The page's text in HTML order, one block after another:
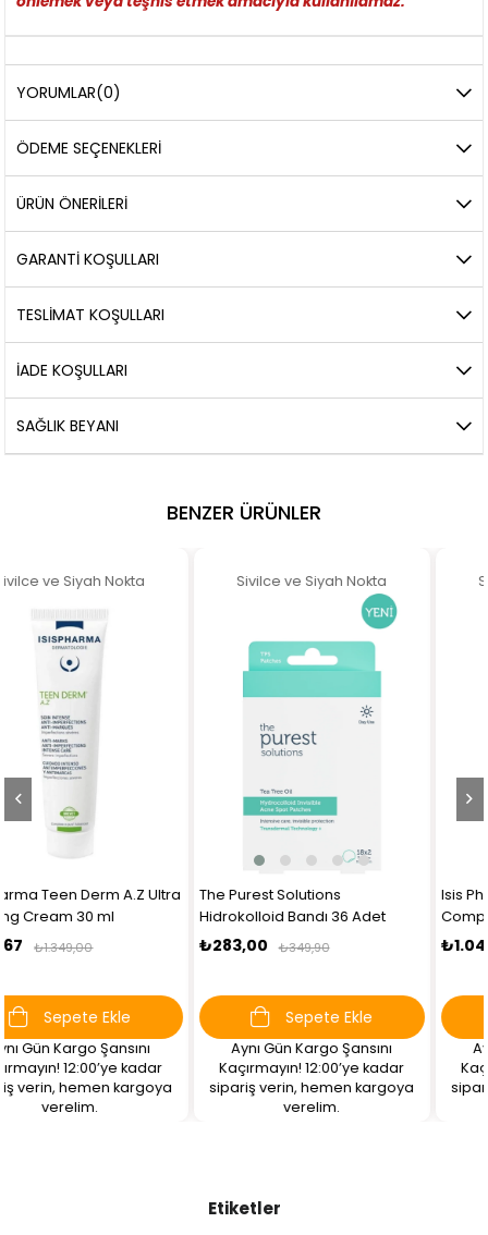
YORUMLAR(0)
ÖDEME SEÇENEKLERI
ÜRÜN ÖNERILERI
GARANTİ KOŞULLARI
TESLİMAT KOŞULLARI
İADE KOŞULLARI
SAĞLIK BEYANI
BENZER ÜRÜNLER
Sivilce ve Siyah Nokta
The Purest Solutions
Hidrokolloid Bandı 36 Adet
₺283,00
Sepete Ekle
Aynı Gün Kargo Şansını
Kaçırmayın! 12:00’ye kadar
sipariş verin, hemen kargoya
Sivilce ve Siyah Nokta
Isis Pharma Teen Derm Hydra
Compensating Soothing
Moisturizer 100ml
₺1.041,02
Sepete Ekle
Aynı Gün Kargo Şansını
Kaçırmayın! 12:00’ye kadar
sipariş verin, hemen kargoya
Etiketler